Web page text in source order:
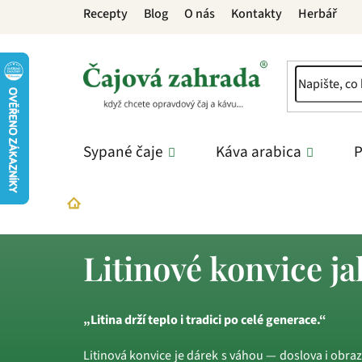
Recepty Blog O nás Kontakty Herbář
Sypané čaje Káva arabica
Domů
Litinové konvice
„Litina drží teplo i tradici po celé generace.“
Litinová konvice je dárek s váhou — doslova i